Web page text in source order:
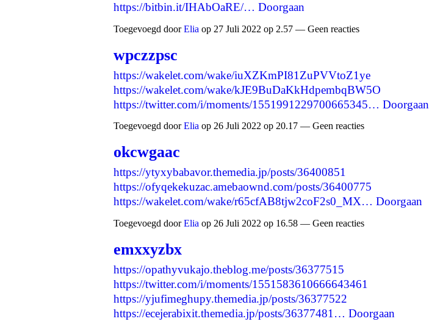
https://bitbin.it/IHAbOaRE/… Doorgaan
Toegevoegd doorElia op 27 Juli 2022 op 2.57 — Geen reacties
wpczzpsc
https://wakelet.com/wake/iuXZKmPI81ZuPVVtoZ1ye
https://wakelet.com/wake/kJE9BuDaKkHdpembqBW5O
https://twitter.com/i/moments/1551991229700665345… Doorgaan
Toegevoegd doorElia op 26 Juli 2022 op 20.17 — Geen reacties
okcwgaac
https://ytyxybabavor.themedia.jp/posts/36400851
https://ofyqekekuzac.amebaownd.com/posts/36400775
https://wakelet.com/wake/r65cfAB8tjw2coF2s0_MX… Doorgaan
Toegevoegd doorElia op 26 Juli 2022 op 16.58 — Geen reacties
emxxyzbx
https://opathyvukajo.theblog.me/posts/36377515
https://twitter.com/i/moments/1551583610666643461
https://yjufimeghupy.themedia.jp/posts/36377522
https://ecejerabixit.themedia.jp/posts/36377481… Doorgaan